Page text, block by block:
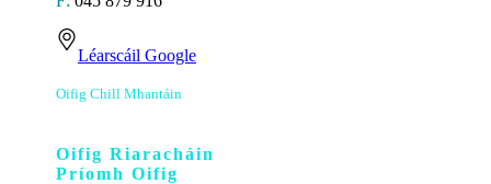
Léarscáil Google
Oifig Chill Mhantáin
Oifig Riaracháin
Príomh Oifig